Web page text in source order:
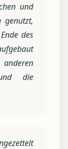
und
genutzt,
des
die